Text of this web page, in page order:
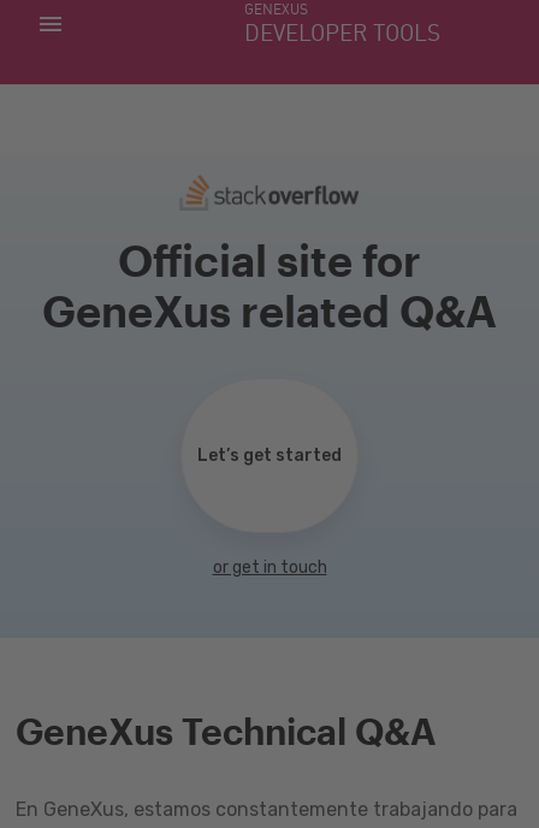
GENEXUS
DEVELOPER TOOLS
MIS APLICACIONES
Official site for
GeneXus related Q&A
Let’s get started
or get in touch
GeneXus Technical Q&A
En GeneXus, estamos constantemente trabajando para